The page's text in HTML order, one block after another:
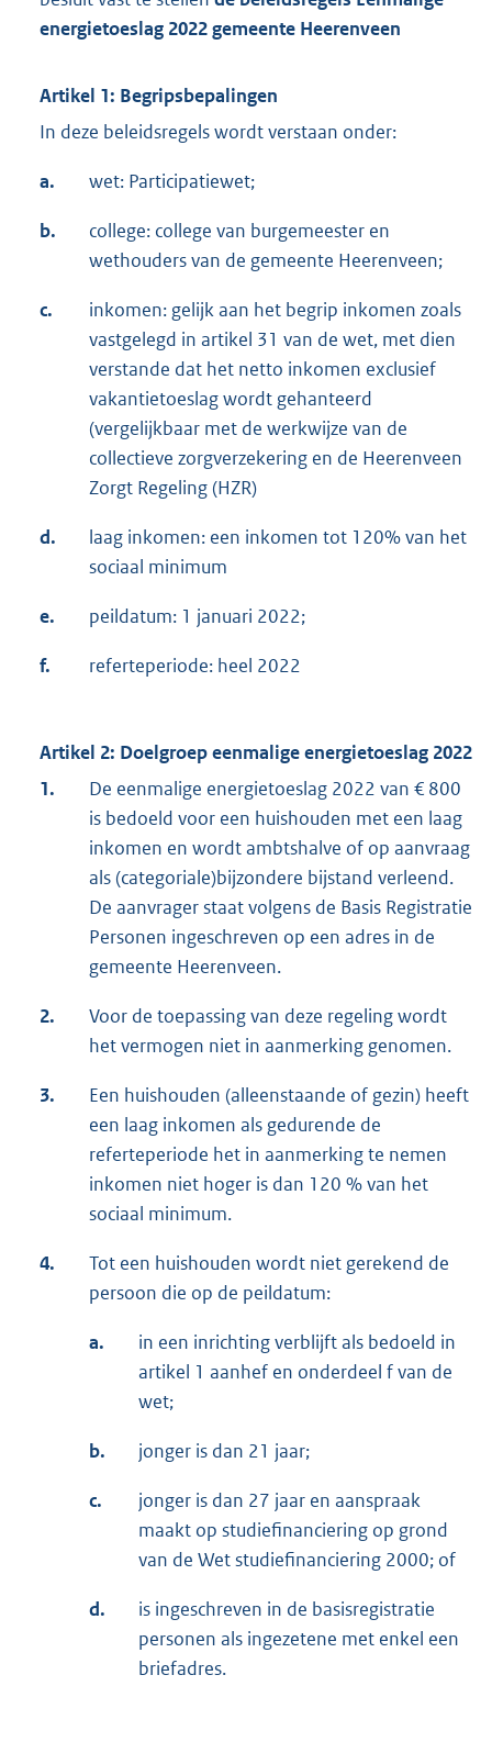
energietoeslag 2022 gemeente Heerenveen
Artikel 1: Begripsbepalingen
In deze beleidsregels wordt verstaan onder:
a. wet: Participatiewet;
b.
college: college van burgemeester en
wethouders van de gemeente Heerenveen;
c.
inkomen: gelijk aan het begrip inkomen zoals
vastgelegd in artikel 31 van de wet, met dien
verstande dat het netto inkomen exclusief
vakantietoeslag wordt gehanteerd
(vergelijkbaar met de werkwijze van de
collectieve zorgverzekering en de Heerenveen
Zorgt Regeling (HZR)
d.
laag inkomen: een inkomen tot 120% van het
sociaal minimum
e. peildatum: 1 januari 2022;
f. referteperiode: heel 2022
Artikel 2: Doelgroep eenmalige energietoeslag 2022
1.
De eenmalige energietoeslag 2022 van € 800
is bedoeld voor een huishouden met een laag
inkomen en wordt ambtshalve of op aanvraag
als (categoriale)bijzondere bijstand verleend.
De aanvrager staat volgens de Basis Registratie
Personen ingeschreven op een adres in de
gemeente Heerenveen.
2.
Voor de toepassing van deze regeling wordt
het vermogen niet in aanmerking genomen.
3.
Een huishouden (alleenstaande of gezin) heeft
een laag inkomen als gedurende de
referteperiode het in aanmerking te nemen
inkomen niet hoger is dan 120 % van het
sociaal minimum.
4.
Tot een huishouden wordt niet gerekend de
persoon die op de peildatum:
a.
in een inrichting verblijft als bedoeld in
artikel 1 aanhef en onderdeel f van de
wet;
b. jonger is dan 21 jaar;
c.
jonger is dan 27 jaar en aanspraak
maakt op studiefinanciering op grond
van de Wet studiefinanciering 2000; of
d.
is ingeschreven in de basisregistratie
personen als ingezetene met enkel een
briefadres.